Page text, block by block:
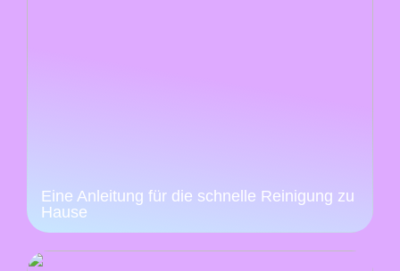
Eine Anleitung für die schnelle Reinigung zu
Hause